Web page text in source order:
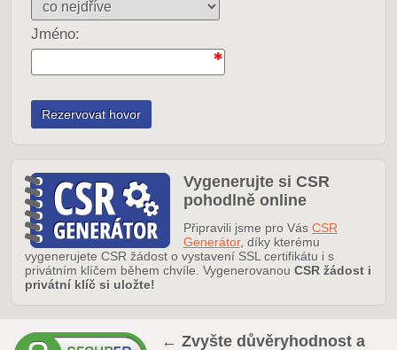
Jméno:
Vygenerujte si CSR
pohodlně online
Připravili jsme pro Vás CSR
Generátor, díky kterému
vygenerujete CSR žádost o vystavení SSL certifikátu i s
privátním klíčem během chvíle. Vygenerovanou CSR žádost i
privátní klíč si uložte!
← Zvyšte důvěryhodnost a